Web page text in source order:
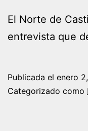
El Norte de
entrevista que
Publicada el enero
Categorizado como